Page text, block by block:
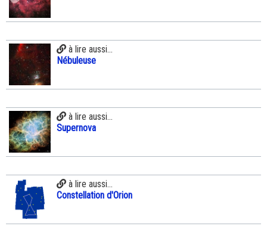
à lire aussi...
Nébuleuse
à lire aussi...
Supernova
à lire aussi...
Constellation d'Orion